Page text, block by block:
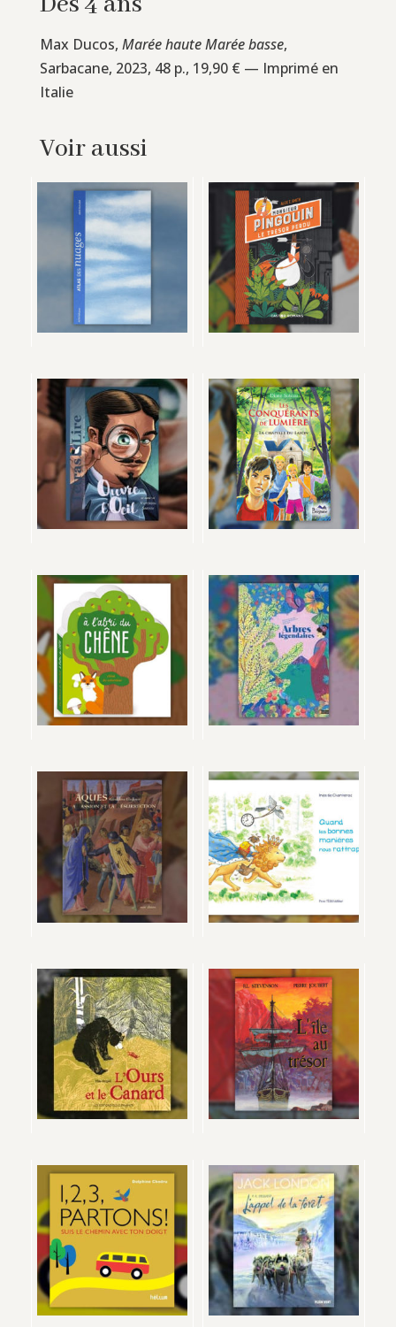
Max Ducos, Marée haute Marée basse,
Sarbacane, 2023, 48 p., 19,90 € — Imprimé en
Italie
Voir aussi